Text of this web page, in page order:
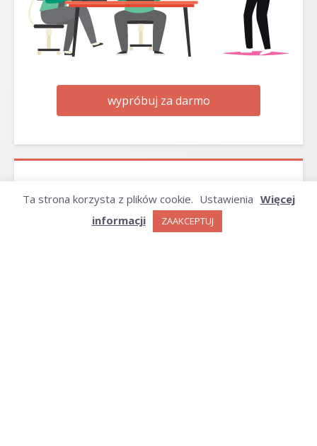
wypróbuj za darmo
Ta strona korzysta z plików cookie. Ustawienia Więcej
informacji
ZAAKCEPTUJ